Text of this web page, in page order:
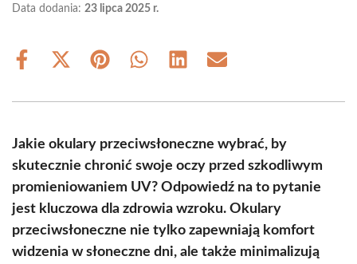
Data dodania: 23 lipca 2025 r.
Share
Share
(Twitter)
Share Share Share Share
Jakie okulary przeciwsłoneczne wybrać, by
skutecznie chronić swoje oczy przed szkodliwym
promieniowaniem UV? Odpowiedź na to pytanie
jest kluczowa dla zdrowia wzroku. Okulary
przeciwsłoneczne nie tylko zapewniają komfort
widzenia w słoneczne dni, ale także minimalizują